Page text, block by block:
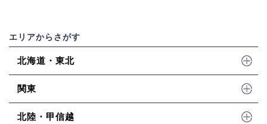
エリアからさがす
北海道・東北
関東
北陸・甲信越